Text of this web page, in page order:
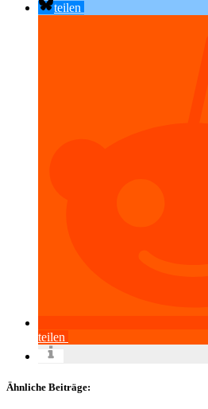
teilen
teilen
Ähnliche Beiträge: